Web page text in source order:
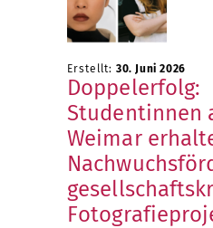
Erstellt: 30. Juni 2026
Doppelerfolg:
Studentinnen
Weimar